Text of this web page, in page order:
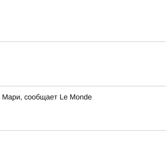
Мари, сообщает Le Monde